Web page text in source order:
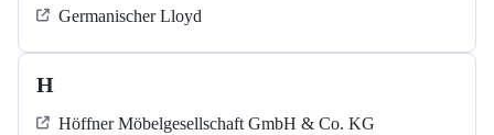
Germanischer Lloyd
H
Höffner Möbelgesellschaft GmbH & Co. KG